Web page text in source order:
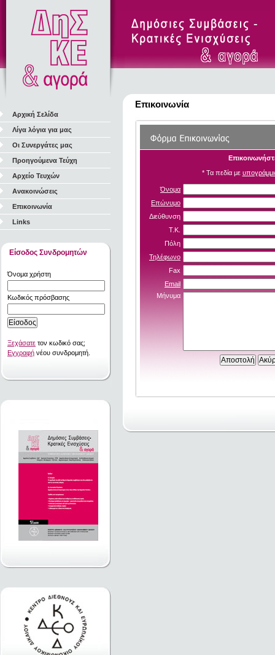
Αρχική Σελίδα
Λίγα λόγια για μας
Οι Συνεργάτες μας
Προηγούμενα Τεύχη
Αρχείο Τευχών
Ανακοινώσεις
Επικοινωνία
Links
Είσοδος Συνδρομητών
Όνομα χρήστη
Κωδικός πρόσβασης
Ξεχάσατε τον κωδικό σας;
Εγγραφή νέου συνδρομητή.
Επικοινωνία
* Τα πεδία με
Όνομα
Επώνυμο
Διεύθυνση
Τ.Κ.
Πόλη
Τηλέφωνο
Fax
Email
Μήνυμα